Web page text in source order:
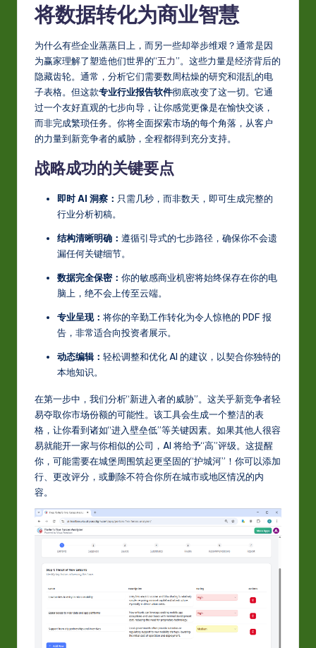
in
A
S
ti
o
将数据转化为商业智慧
为什么有些企业蒸蒸日上，而另一些却举步维艰？通常是因
为赢家理解了塑造他们世界的“五力”。这些力量是经济背后的
隐藏齿轮。通常，分析它们需要数周枯燥的研究和混乱的电
子表格。但这款专业行业报告软件彻底改变了这一切。它通
过一个友好直观的七步向导，让你感觉更像是在愉快交谈，
而非完成繁琐任务。你将全面探索市场的每个角落，从客户
的力量到新竞争者的威胁，全程都得到充分支持。
战略成功的关键要点
即时 AI 洞察： 只需几秒，而非数天，即可生成完整的
行业分析初稿。
结构清晰明确： 遵循引导式的七步路径，确保你不会遗
漏任何关键细节。
数据完全保密： 你的敏感商业机密将始终保存在你的电
脑上，绝不会上传至云端。
专业呈现： 将你的辛勤工作转化为令人惊艳的 PDF 报
告，非常适合向投资者展示。
动态编辑： 轻松调整和优化 AI 的建议，以契合你独特的
本地知识。
在第一步中，我们分析“新进入者的威胁”。这关乎新竞争者轻
易夺取你市场份额的可能性。该工具会生成一个整洁的表
格，让你看到诸如“进入壁垒低”等关键因素。如果其他人很容
易就能开一家与你相似的公司，AI 将给予“高”评级。这提醒
你，可能需要在城堡周围筑起更坚固的“护城河”！你可以添加
行、更改评分，或删除不符合你所在城市或地区情况的内
容。